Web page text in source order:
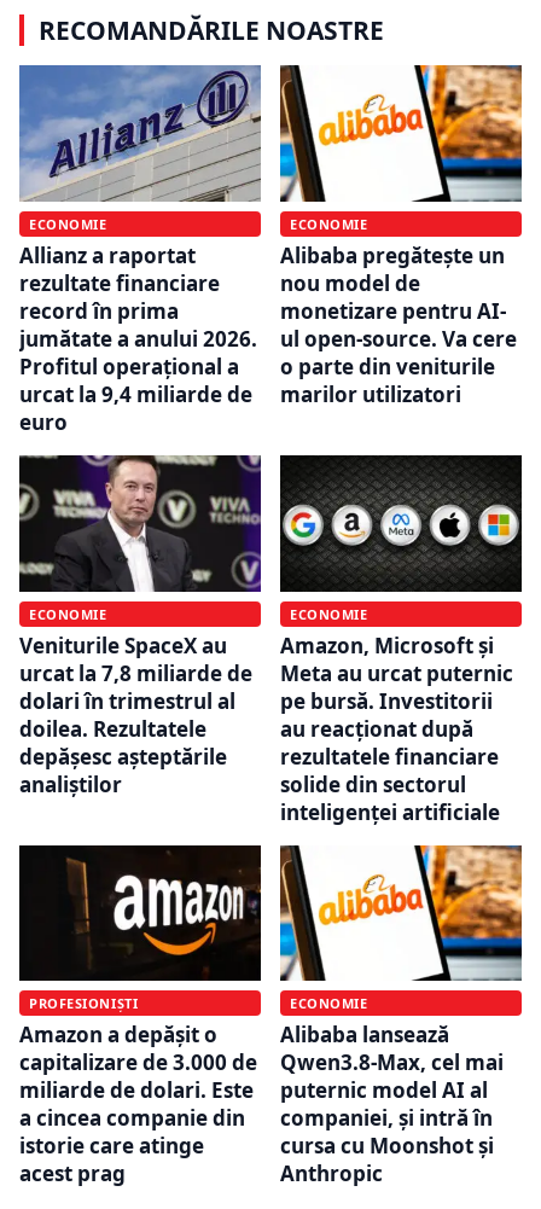
RECOMANDĂRILE NOASTRE
ECONOMIE
Allianz a raportat
rezultate financiare
record în prima
jumătate a anului 2026.
Profitul operațional a
urcat la 9,4 miliarde de
euro
ECONOMIE
Alibaba pregătește un
nou model de
monetizare pentru AI-
ul open-source. Va cere
o parte din veniturile
marilor utilizatori
ECONOMIE
Veniturile SpaceX au
urcat la 7,8 miliarde de
dolari în trimestrul al
doilea. Rezultatele
depășesc așteptările
analiștilor
ECONOMIE
Amazon, Microsoft și
Meta au urcat puternic
pe bursă. Investitorii
au reacționat după
rezultatele financiare
solide din sectorul
inteligenței artificiale
PROFESIONIȘTI
Amazon a depășit o
capitalizare de 3.000 de
miliarde de dolari. Este
a cincea companie din
istorie care atinge
acest prag
ECONOMIE
Alibaba lansează
Qwen3.8-Max, cel mai
puternic model AI al
companiei, și intră în
cursa cu Moonshot și
Anthropic